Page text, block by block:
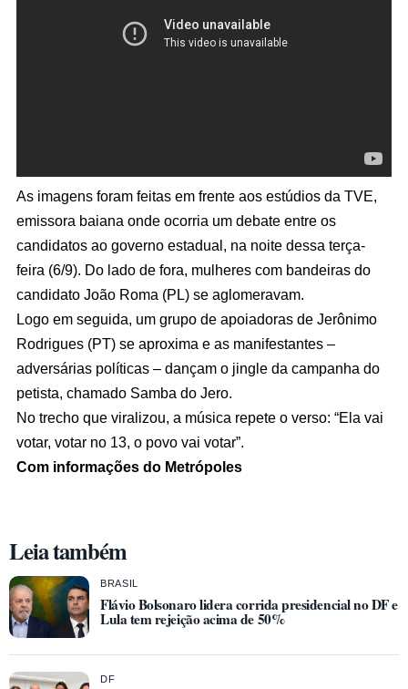
As imagens foram feitas em frente aos estúdios da TVE,
emissora baiana onde ocorria um debate entre os
candidatos ao governo estadual, na noite dessa terça-
feira (6/9). Do lado de fora, mulheres com bandeiras do
candidato João Roma (PL) se aglomeravam.
Logo em seguida, um grupo de apoiadoras de Jerônimo
Rodrigues (PT) se aproxima e as manifestantes –
adversárias políticas – dançam o jingle da campanha do
petista, chamado Samba do Jero.
No trecho que viralizou, a música repete o verso: “Ela vai
votar, votar no 13, o povo vai votar”.
Com informações do Metrópoles
Leia também
BRASIL
Flávio Bolsonaro lidera corrida presidencial no DF e
Lula tem rejeição acima de 50%
DF